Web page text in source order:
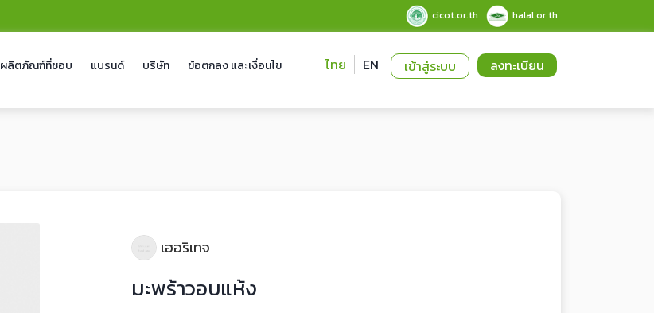
cicot.or.th halal.or.th
ผลิตภัณฑ์ที่ชอบ แบรนด์ บริษัท ข้อตกลง และเงื่อนไข เข้าสู่ระบบ ลงทะเบียน
ไทย EN
เฮอริเทจ
มะพร้าวอบแห้ง